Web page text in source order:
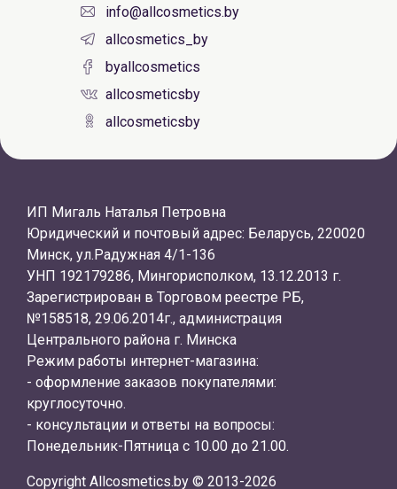
info@allcosmetics.by
allcosmetics_by
byallcosmetics
allcosmeticsby
allcosmeticsby
ИП Мигаль Наталья Петровна
Юридический и почтовый адрес: Беларусь, 220020
Минск, ул.Радужная 4/1-136
УНП 192179286, Мингорисполком, 13.12.2013 г.
Зарегистрирован в Торговом реестре РБ,
№158518, 29.06.2014г., администрация
Центрального района г. Минска
Режим работы интернет-магазина:
- оформление заказов покупателями:
круглосуточно.
- консультации и ответы на вопросы:
Понедельник-Пятница с 10.00 до 21.00.
Copyright Allcosmetics.by © 2013-2026